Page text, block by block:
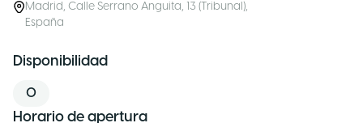
Madrid, Calle Serrano Anguita, 13 (Tribunal),
España
Disponibilidad
0
Horario de apertura